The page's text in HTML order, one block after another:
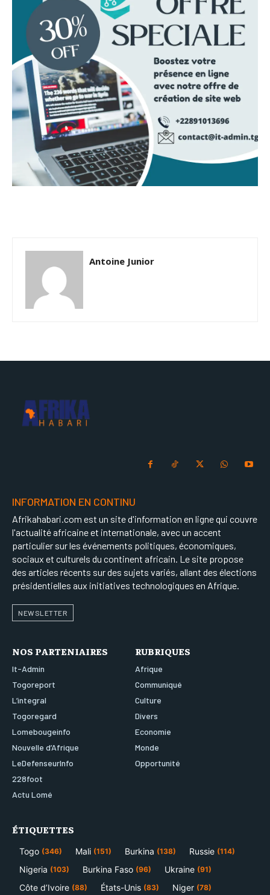
Antoine Junior
INFORMATION EN CONTINU
Afrikahabari.com est un site d'information en ligne qui couvre
l'actualité africaine et internationale, avec un accent
particulier sur les événements politiques, économiques,
sociaux et culturels du continent africain. Le site propose
des articles récents sur des sujets variés, allant des élections
présidentielles aux initiatives technologiques en Afrique.
NEWSLETTER
NOS PARTENIAIRES
It-Admin
Togoreport
L’integral
Togoregard
Lomebougeinfo
Nouvelle d’Afrique
LeDefenseurInfo
228foot
Actu Lomé
RUBRIQUES
Afrique
Communiqué
Culture
Divers
Economie
Monde
Opportunité
ÉTIQUETTES
Togo (346) Mali (151) Burkina (138) Russie (114)
Nigeria (103) Burkina Faso (96) Ukraine (91)
Côte d’Ivoire (88) États-Unis (83) Niger (78)